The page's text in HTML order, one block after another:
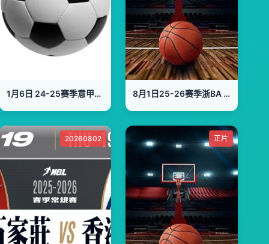
1月6日 24-25赛季意甲第19轮 都灵VS帕尔马 8月1日25-26赛季浙BA 仙居72VS65黄岩
20260802 正片